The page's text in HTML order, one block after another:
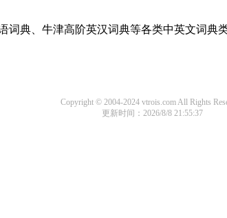
词典、牛津高阶英汉词典等各类中英文词
Copyright © 2004-2024 vtrois.com All Rights
更新时间：2026/8/8 21:55:37